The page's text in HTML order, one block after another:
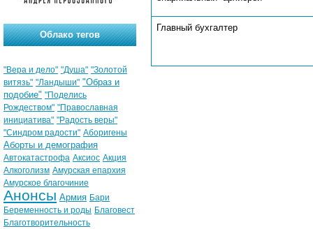
Главный бухгалтер
Облако тегов
"Вера и дело" "Душа" "Золотой
витязь" "Ландыши" "Образ и
подобие" "Поделись
Рождеством" "Православная
инициатива" "Радость веры"
"Синдром радости" Аборигены
Аборты и демография
Автокатастрофа Аксиос Акция
Алкоголизм Амурская епархия
Амурское благочиние
Анонсы Армия Бари
Беременность и роды Благовест
Благотворительность